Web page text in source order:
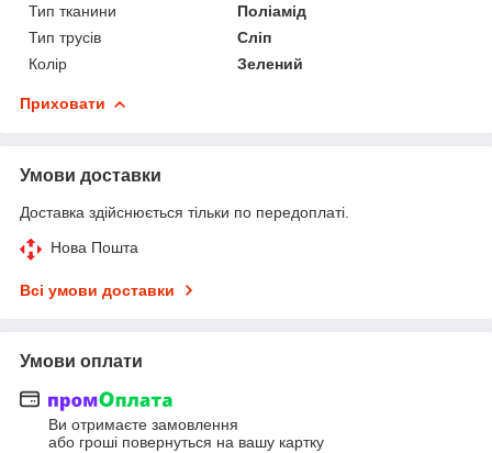
Тип тканини
Поліамід
Тип трусів
Сліп
Колір
Зелений
Приховати
Умови доставки
Доставка здійснюється тільки по передоплаті.
Нова Пошта
Всі умови доставки
Умови оплати
Ви отримаєте замовлення
або гроші повернуться на вашу картку